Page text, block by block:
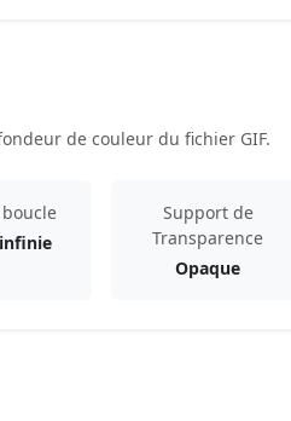
de couleur du fichier GIF.
Support de
Transparence
Opaque